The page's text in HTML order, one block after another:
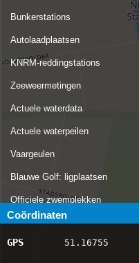
Bunkerstations
Autolaadplaatsen
KNRM-reddingstations
Zeeweermetingen
Actuele waterdata
Actuele waterpeilen
Vaargeulen
Blauwe Golf: ligplaatsen
Officiele zwemplekken
Stremmingen/hinder
AIS scheepsposities
Coördinaten
GPS 51.16755